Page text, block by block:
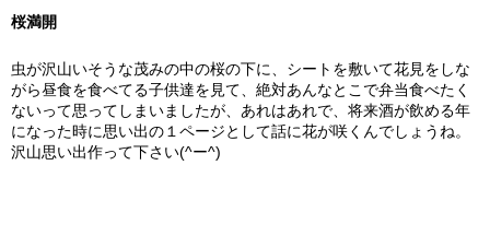
桜満開
虫が沢山いそうな茂みの中の桜の下に、シートを敷いて花見をしな
がら昼食を食べてる子供達を見て、絶対あんなとこで弁当食べたく
ないって思ってしまいましたが、あれはあれで、将来酒が飲める年
になった時に思い出の１ページとして話に花が咲くんでしょうね。
沢山思い出作って下さい(^ー^)